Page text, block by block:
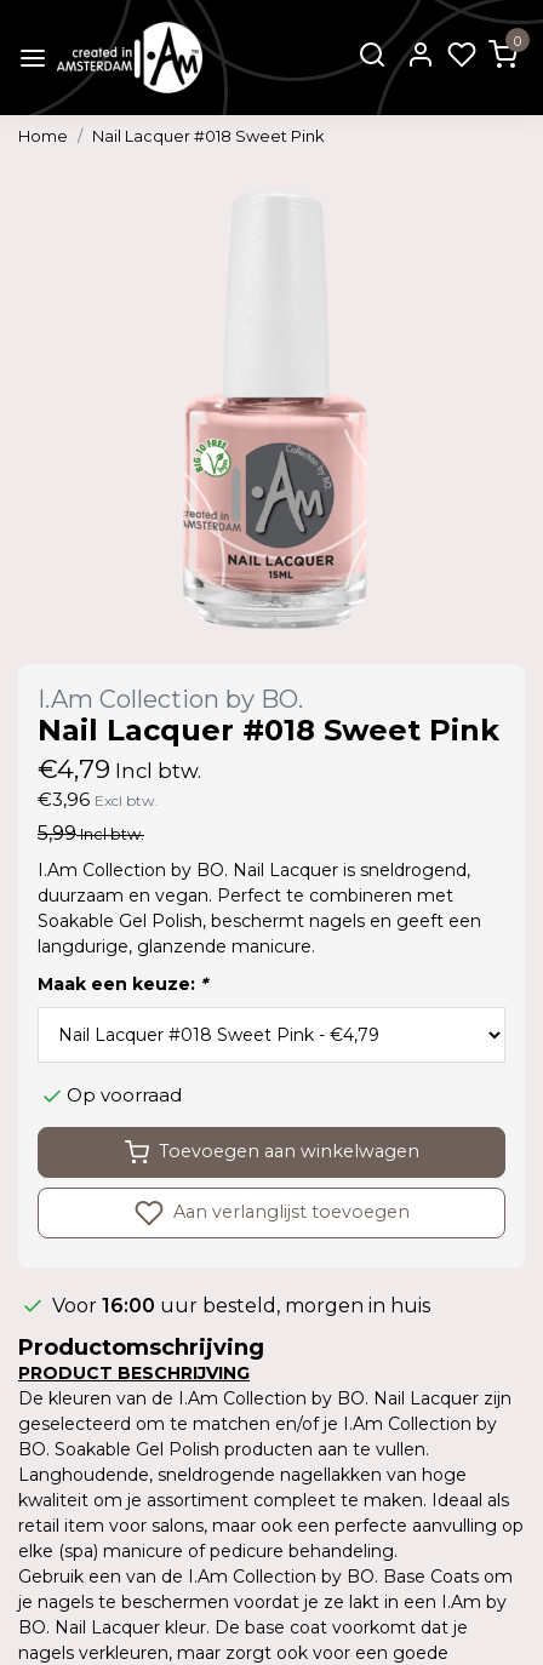
0
Home Nail Lacquer #018 Sweet Pink
I.Am Collection by BO.
Nail Lacquer #018 Sweet Pink
€4,79 Incl btw.
€3,96 Excl btw.
5,99Incl btw.
I.Am Collection by BO. Nail Lacquer is sneldrogend,
duurzaam en vegan. Perfect te combineren met
Soakable Gel Polish, beschermt nagels en geeft een
langdurige, glanzende manicure.
Maak een keuze: *
Op voorraad
Toevoegen aan winkelwagen
Aan verlanglijst toevoegen
Voor 16:00 uur besteld, morgen in huis
Productomschrijving
PRODUCT BESCHRIJVING
De kleuren van de I.Am Collection by BO. Nail Lacquer zijn
geselecteerd om te matchen en/of je I.Am Collection by
BO. Soakable Gel Polish producten aan te vullen.
Langhoudende, sneldrogende nagellakken van hoge
kwaliteit om je assortiment compleet te maken. Ideaal als
retail item voor salons, maar ook een perfecte aanvulling op
elke (spa) manicure of pedicure behandeling.
Gebruik een van de I.Am Collection by BO. Base Coats om
je nagels te beschermen voordat je ze lakt in een I.Am by
BO. Nail Lacquer kleur. De base coat voorkomt dat je
nagels verkleuren, maar zorgt ook voor een goede